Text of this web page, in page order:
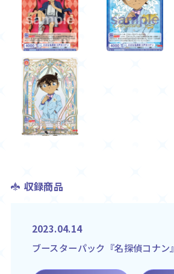
収録商品
2023.04.14
ブースターパック『名探偵コナン』